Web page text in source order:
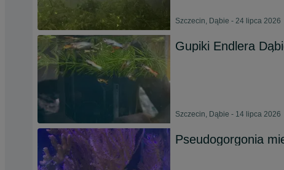
Szczecin, Dąbie - 24 lipca 2026
Gupiki Endlera
Szczecin, Dąbie - 14 lipca 2026
Pseudogorgonia